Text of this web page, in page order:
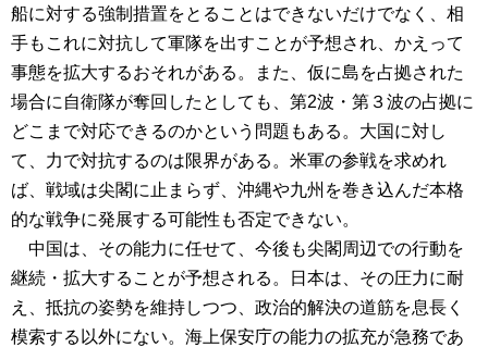
船に対する強制措置をとることはできないだけでなく、相
手もこれに対抗して軍隊を出すことが予想され、かえって
事態を拡大するおそれがある。また、仮に島を占拠された
場合に自衛隊が奪回したとしても、第2波・第３波の占拠に
どこまで対応できるのかという問題もある。大国に対し
て、力で対抗するのは限界がある。米軍の参戦を求めれ
ば、戦域は尖閣に止まらず、沖縄や九州を巻き込んだ本格
的な戦争に発展する可能性も否定できない。
中国は、その能力に任せて、今後も尖閣周辺での行動を
継続・拡大することが予想される。日本は、その圧力に耐
え、抵抗の姿勢を維持しつつ、政治的解決の道筋を息長く
模索する以外にない。海上保安庁の能力の拡充が急務であ